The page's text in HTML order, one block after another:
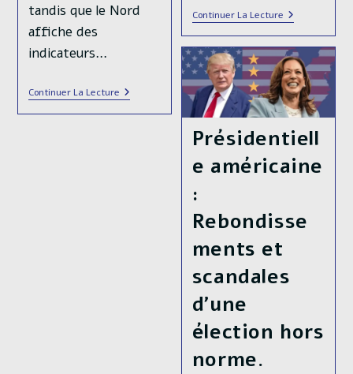
tandis que le Nord
affiche des
indicateurs…
Continuer La LectureLes
Inégalités
Territoriales
Continuer La Lecture30
Ans
Après
Le
Référendum
De
1995,
Que
Reste
T-
Il
Présidentiell
e américaine
:
Rebondisse
ments et
scandales
d’une
élection hors
norme.